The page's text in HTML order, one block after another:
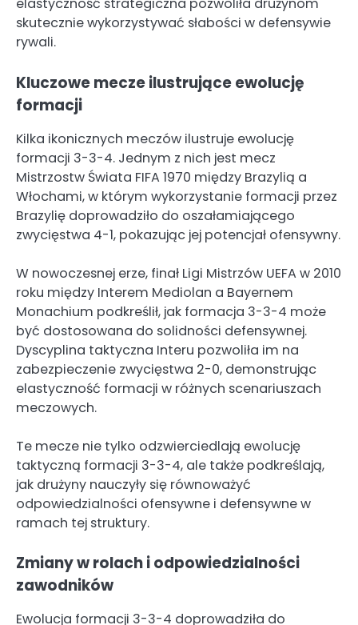
elastyczność strategiczna pozwoliła drużynom
skutecznie wykorzystywać słabości w defensywie
rywali.
Kluczowe mecze ilustrujące ewolucję
formacji
Kilka ikonicznych meczów ilustruje ewolucję
formacji 3-3-4. Jednym z nich jest mecz
Mistrzostw Świata FIFA 1970 między Brazylią a
Włochami, w którym wykorzystanie formacji przez
Brazylię doprowadziło do oszałamiającego
zwycięstwa 4-1, pokazując jej potencjał ofensywny.
W nowoczesnej erze, finał Ligi Mistrzów UEFA w 2010
roku między Interem Mediolan a Bayernem
Monachium podkreślił, jak formacja 3-3-4 może
być dostosowana do solidności defensywnej.
Dyscyplina taktyczna Interu pozwoliła im na
zabezpieczenie zwycięstwa 2-0, demonstrując
elastyczność formacji w różnych scenariuszach
meczowych.
Te mecze nie tylko odzwierciedlają ewolucję
taktyczną formacji 3-3-4, ale także podkreślają,
jak drużyny nauczyły się równoważyć
odpowiedzialności ofensywne i defensywne w
ramach tej struktury.
Zmiany w rolach i odpowiedzialności
zawodników
Ewolucja formacji 3-3-4 doprowadziła do